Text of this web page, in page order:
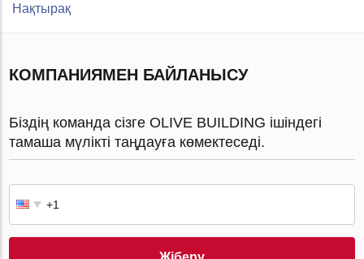
Нақтырақ
КОМПАНИЯМЕН БАЙЛАНЫСУ
Біздің команда сізге OLIVE BUILDING ішіндегі
тамаша мүлікті таңдауға көмектеседі.